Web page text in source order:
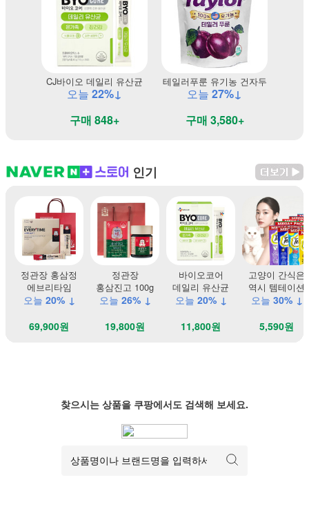
CJ바이오 데일리 유산균
오늘 22%↓
구매 848+
테일러푸룬 유기농 건자두
오늘 27%↓
구매 3,580+
인기
정관장 홍삼정
에브리타임
오늘 20% ↓
69,900원
정관장
홍삼진고 100g
오늘 26% ↓
19,800원
바이오코어
데일리 유산균
오늘 20% ↓
11,800원
고양이 간식은
역시 템테이션
오늘 30% ↓
5,590원
찾으시는 상품을 쿠팡에서도 검색해 보세요.